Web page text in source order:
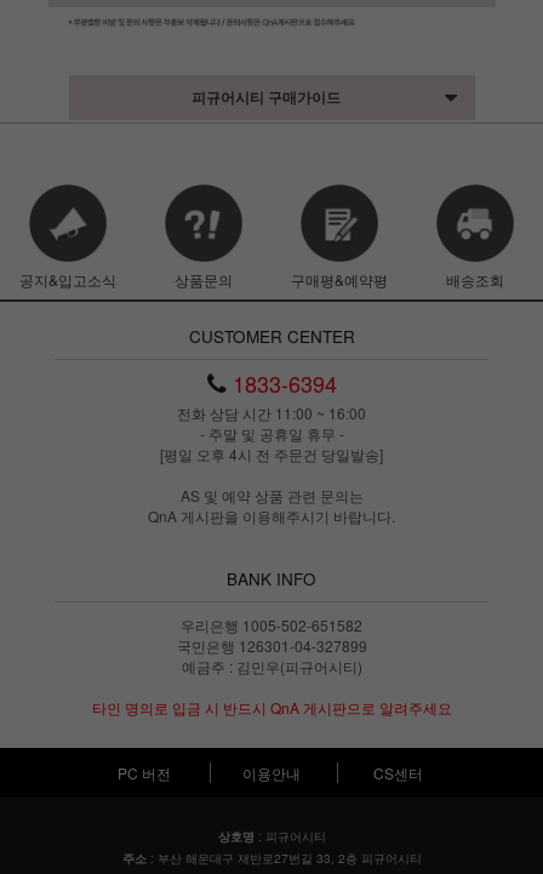
피규어시티 구매가이드
공지&입고소식 상품문의 구매평&예약평 배송조회
CUSTOMER CENTER
1833-6394
전화 상담 시간 11:00 ~ 16:00
- 주말 및 공휴일 휴무 -
[평일 오후 4시 전 주문건 당일발송]
AS 및 예약 상품 관련 문의는
QnA 게시판을 이용해주시기 바랍니다.
BANK INFO
우리은행 1005-502-651582
국민은행 126301-04-327899
예금주 : 김민우(피규어시티)
타인 명의로 입금 시 반드시 QnA 게시판으로 알려주세요
PC 버전 이용안내 CS센터
상호명 : 피규어시티
주소: 부산 해운대구 재반로27번길 33, 2층 피규어시티